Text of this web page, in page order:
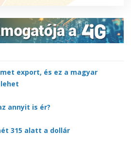
export, és ez a magyar
annyit is ér?
315 alatt a dollár